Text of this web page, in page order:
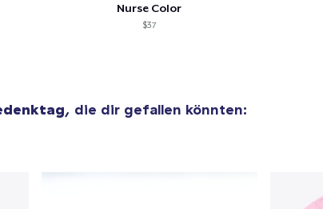
Nurse Color
$37
, die dir gefallen könnten:
26,99 $